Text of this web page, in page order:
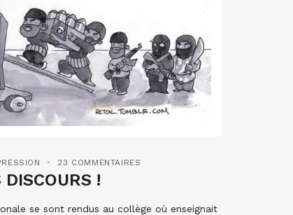
23 COMMENTAIRES
!
se sont rendus au collège où enseignait